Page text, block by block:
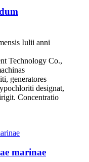
Iulii anni
Technology Co.,
generatores
designat,
Concentratio
marinae